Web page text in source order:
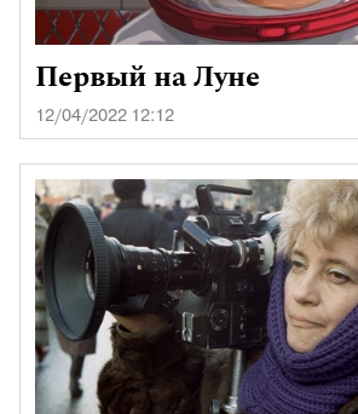
Первый на Луне
12/04/2022 12:12